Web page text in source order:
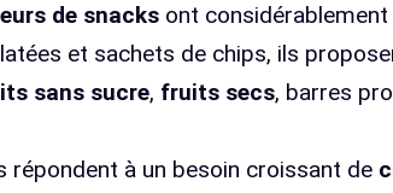
de snacks ont
et sachets de chips, ils
sans sucre, fruits secs, barres
répondent à un besoin croissant de